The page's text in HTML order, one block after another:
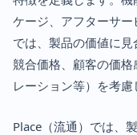
ケージ、アフターサー
では、製品の価値に見
競合価格、顧客の価
レーション等）を考慮
Place（流通）では、